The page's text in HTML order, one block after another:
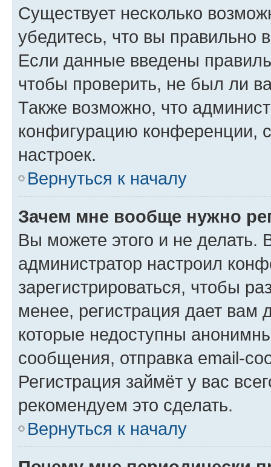
Существует несколько
убедитесь, что вы правильно
Если данные введены
чтобы проверить, не был ли
Также возможно, что
конфигурацию конференции,
настроек.
Вернуться к началу
Зачем мне вообще нужно
Вы можете этого и не делать.
администратор настроил
зарегистрироваться, чтобы
менее, регистрация дает вам
которые недоступны
сообщения, отправка email-
Регистрация займёт у вас
рекомендуем это сделать.
Вернуться к началу